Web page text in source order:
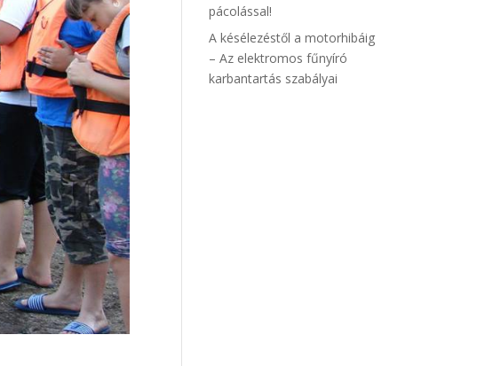
pácolással!
A késélezéstől a motorhibáig
– Az elektromos fűnyíró
karbantartás szabályai